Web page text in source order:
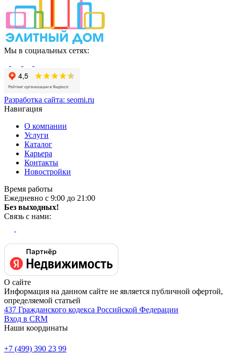
Мы в социальных сетях:
Разработка сайта: seomi.ru
Навигация
О компании
Услуги
Каталог
Карьера
Контакты
Новостройки
Время работы
Ежедневно с 9:00 до 21:00
Без выходных!
Связь с нами:
О сайте
Информация на данном сайте не является публичной офертой,
определяемой статьей
437 Гражданского кодекса Российской Федерации
Вход в CRM
Наши координаты
+7 (499) 390 23 99